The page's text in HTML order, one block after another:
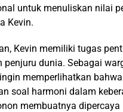
untuk menuliskan nilai
Kevin.
Kevin memiliki tugas
penjuru dunia. Sebagai
memperlihatkan
soal harmoni dalam
membuatnya